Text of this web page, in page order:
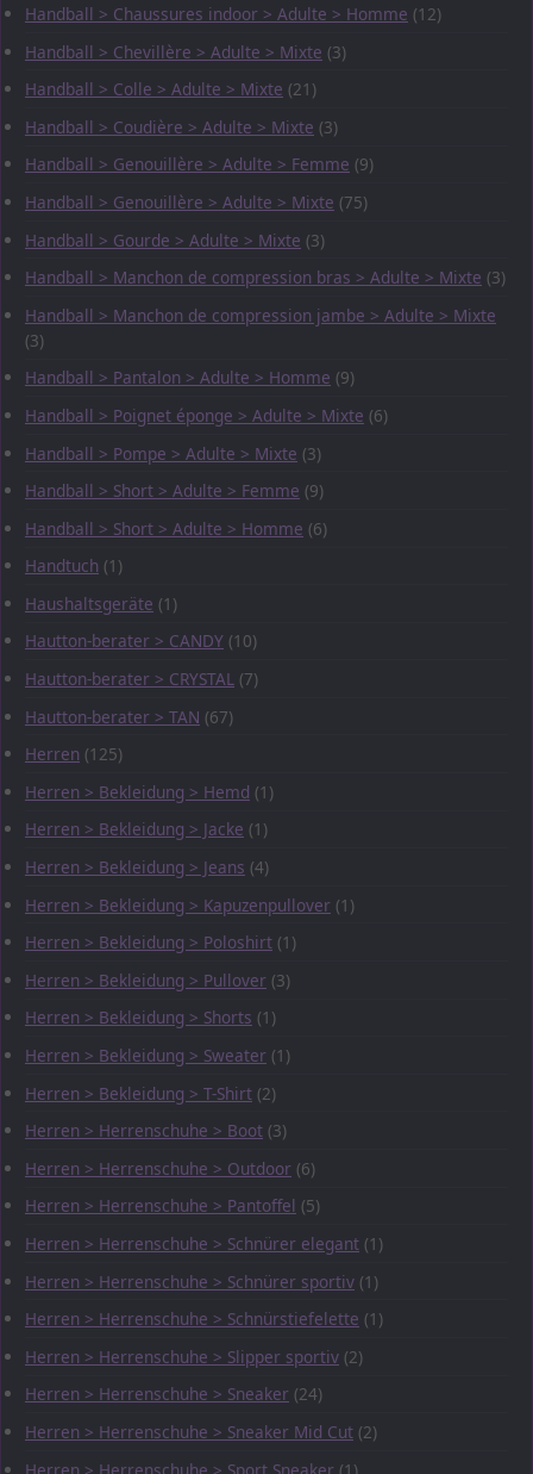
Handball > Chaussures indoor > Adulte > Homme (12)
Handball > Chevillère > Adulte > Mixte (3)
Handball > Colle > Adulte > Mixte (21)
Handball > Coudière > Adulte > Mixte (3)
Handball > Genouillère > Adulte > Femme (9)
Handball > Genouillère > Adulte > Mixte (75)
Handball > Gourde > Adulte > Mixte (3)
Handball > Manchon de compression bras > Adulte > Mixte (3)
Handball > Manchon de compression jambe > Adulte > Mixte
(3)
Handball > Pantalon > Adulte > Homme (9)
Handball > Poignet éponge > Adulte > Mixte (6)
Handball > Pompe > Adulte > Mixte (3)
Handball > Short > Adulte > Femme (9)
Handball > Short > Adulte > Homme (6)
Handtuch (1)
Haushaltsgeräte (1)
Hautton-berater > CANDY (10)
Hautton-berater > CRYSTAL (7)
Hautton-berater > TAN (67)
Herren (125)
Herren > Bekleidung > Hemd (1)
Herren > Bekleidung > Jacke (1)
Herren > Bekleidung > Jeans (4)
Herren > Bekleidung > Kapuzenpullover (1)
Herren > Bekleidung > Poloshirt (1)
Herren > Bekleidung > Pullover (3)
Herren > Bekleidung > Shorts (1)
Herren > Bekleidung > Sweater (1)
Herren > Bekleidung > T-Shirt (2)
Herren > Herrenschuhe > Boot (3)
Herren > Herrenschuhe > Outdoor (6)
Herren > Herrenschuhe > Pantoffel (5)
Herren > Herrenschuhe > Schnürer elegant (1)
Herren > Herrenschuhe > Schnürer sportiv (1)
Herren > Herrenschuhe > Schnürstiefelette (1)
Herren > Herrenschuhe > Slipper sportiv (2)
Herren > Herrenschuhe > Sneaker (24)
Herren > Herrenschuhe > Sneaker Mid Cut (2)
Herren > Herrenschuhe > Sport Sneaker (1)